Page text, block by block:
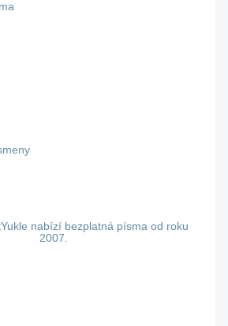
nabízí bezplatná písma od roku
2007.